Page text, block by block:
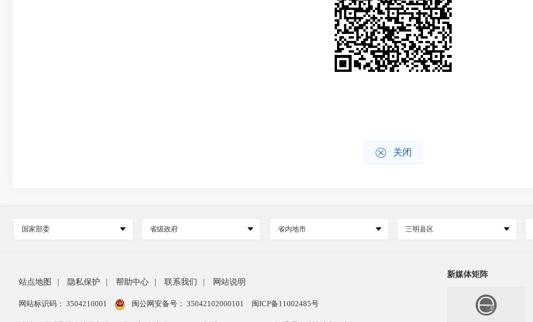
 关闭
国家部委 省级政府 省内地市 三明县区
站点地图 隐私保护 帮助中心 联系我们 网站说明
网站标识码： 3504210001 闽公网安备号： 35042102000101 闽ICP备11002485号
新媒体矩阵